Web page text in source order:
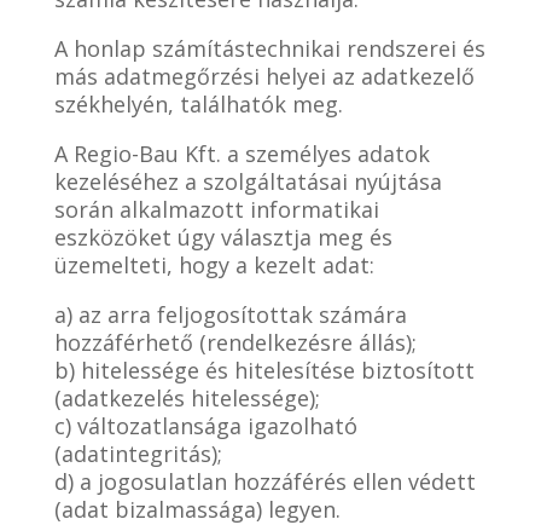
A honlap számítástechnikai rendszerei és
más adatmegőrzési helyei az adatkezelő
székhelyén, találhatók meg.
A Regio-Bau Kft. a személyes adatok
kezeléséhez a szolgáltatásai nyújtása
során alkalmazott informatikai
eszközöket úgy választja meg és
üzemelteti, hogy a kezelt adat:
a) az arra feljogosítottak számára
hozzáférhető (rendelkezésre állás);
b) hitelessége és hitelesítése biztosított
(adatkezelés hitelessége);
c) változatlansága igazolható
(adatintegritás);
d) a jogosulatlan hozzáférés ellen védett
(adat bizalmassága) legyen.